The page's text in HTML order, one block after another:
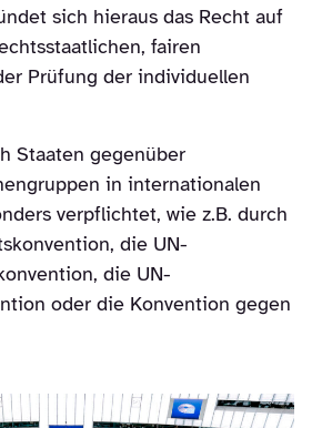
sich hieraus das Recht auf
fairen
Prüfung der individuellen
Staaten gegenüber
in internationalen
verpflichtet, wie z.B. durch
die UN-
die UN-
oder die Konvention gegen